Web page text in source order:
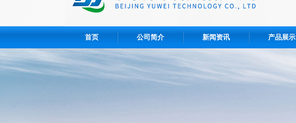
首页 公司简介 新闻资讯 产品展示